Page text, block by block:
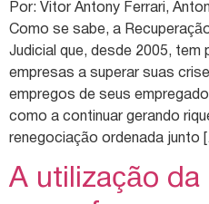
Por: Vitor Antony Ferrari,
Como se sabe, a
Judicial que, desde 2005, tem
empresas a superar suas
empregos de seus
como a continuar gerando
renegociação ordenada junto
A utilização da